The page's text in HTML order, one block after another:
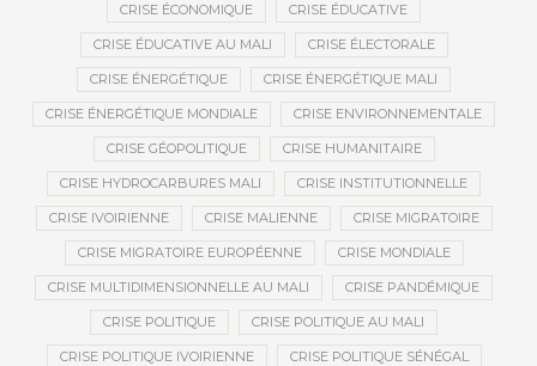
CRISE ÉCONOMIQUE CRISE ÉDUCATIVE
CRISE ÉDUCATIVE AU MALI CRISE ÉLECTORALE
CRISE ÉNERGÉTIQUE CRISE ÉNERGÉTIQUE MALI
CRISE ÉNERGÉTIQUE MONDIALE CRISE ENVIRONNEMENTALE
CRISE GÉOPOLITIQUE CRISE HUMANITAIRE
CRISE HYDROCARBURES MALI CRISE INSTITUTIONNELLE
CRISE IVOIRIENNE CRISE MALIENNE CRISE MIGRATOIRE
CRISE MIGRATOIRE EUROPÉENNE CRISE MONDIALE
CRISE MULTIDIMENSIONNELLE AU MALI CRISE PANDÉMIQUE
CRISE POLITIQUE CRISE POLITIQUE AU MALI
CRISE POLITIQUE IVOIRIENNE CRISE POLITIQUE SÉNÉGAL